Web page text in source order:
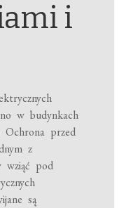
i
w budynkach
Ochrona przed
z
wziąć pod
są